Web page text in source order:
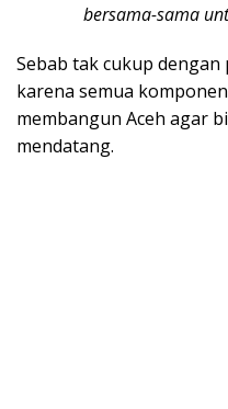
bersama-sama
Sebab tak cukup
karena semua
membangun Aceh agar
mendatang.